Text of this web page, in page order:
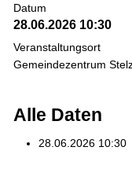
Datum
28.06.2026 10:30
Veranstaltungsort
Gemeindezentrum
Alle Daten
28.06.2026 10:30